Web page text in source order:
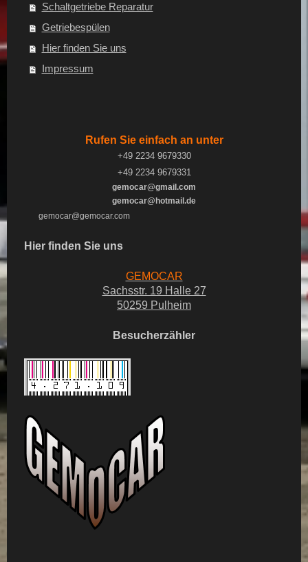
Schaltgetriebe Reparatur
Getriebespülen
Hier finden Sie uns
Impressum
Rufen Sie einfach an unter
+49 2234 9679330
+49 2234 9679331
gemocar@gmail.com
gemocar@hotmail.de
gemocar@gemocar.com
Hier finden Sie uns
GEMOCAR
Sachsstr. 19 Halle 27
50259 Pulheim
Besucherzähler